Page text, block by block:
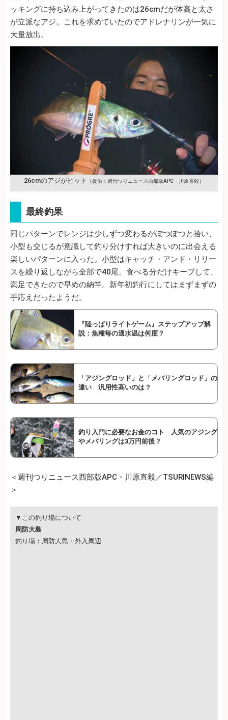
ッキングに持ち込み上がってきたのは26cmだが体高と太さ
が立派なアジ。これを求めていたのでアドレナリンが一気に
大量放出。
26cmのアジがヒット （提供：週刊つりニュース西部版APC・川原直毅）
最終釣果
同じパターンでレンジは少しずつ変わるがぽつぽつと拾い、
小型も交じるが意識して釣り分けすれば大きいのに出会える
楽しいパターンに入った。小型はキャッチ・アンド・リリー
スを繰り返しながら全部で40尾。食べる分だけキープして、
満足できたので早めの納竿。新年初釣行にしてはまずまずの
手応えだったようだ。
『陸っぱりライトゲーム』ステップアップ解
説：魚種毎の適水温は何度？
「アジングロッド」と「メバリングロッド」の
違い 汎用性高いのは？
釣り入門に必要なお金のコト 人気のアジング
やメバリングは3万円前後？
＜週刊つりニュース西部版APC・川原直毅／TSURINEWS編
＞
▼この釣り場について
周防大島
釣り場：周防大島・外入周辺